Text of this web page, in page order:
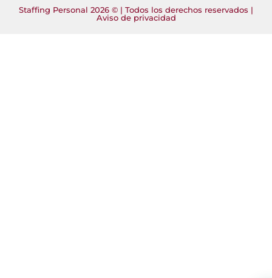
Staffing Personal 2026 © | Todos los derechos reservados |
Aviso de privacidad